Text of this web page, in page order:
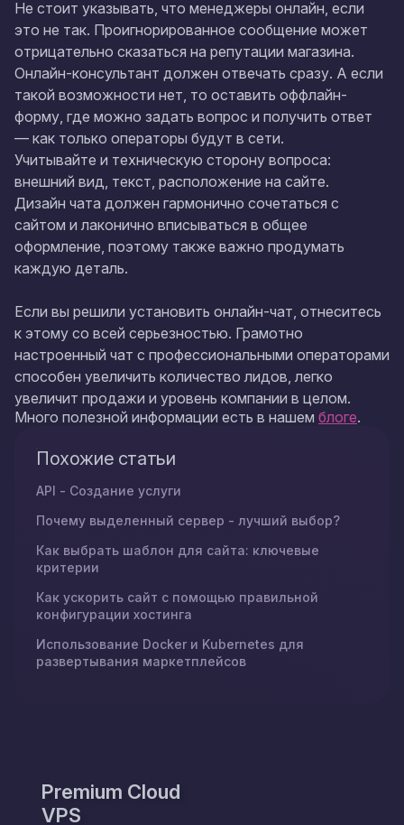
Не стоит указывать, что менеджеры онлайн, если
это не так. Проигнорированное сообщение может
отрицательно сказаться на репутации магазина.
Онлайн-консультант должен отвечать сразу. А если
такой возможности нет, то оставить оффлайн-
форму, где можно задать вопрос и получить ответ
— как только операторы будут в сети.
Учитывайте и техническую сторону вопроса:
внешний вид, текст, расположение на сайте.
Дизайн чата должен гармонично сочетаться с
сайтом и лаконично вписываться в общее
оформление, поэтому также важно продумать
каждую деталь.
Если вы решили установить онлайн-чат, отнеситесь
к этому со всей серьезностью. Грамотно
настроенный чат с профессиональными операторами
способен увеличить количество лидов, легко
увеличит продажи и уровень компании в целом.
Много полезной информации есть в нашем блоге.
Похожие статьи
API - Создание услуги
Почему выделенный сервер - лучший выбор?
Как выбрать шаблон для сайта: ключевые
критерии
Как ускорить сайт с помощью правильной
конфигурации хостинга
Использование Docker и Kubernetes для
развертывания маркетплейсов
Premium Cloud
VPS